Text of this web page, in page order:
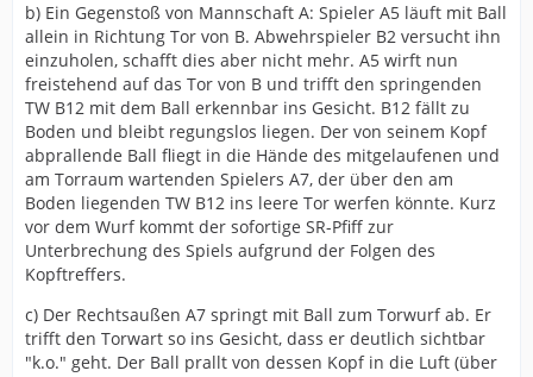
b) Ein Gegenstoß von Mannschaft A: Spieler A5 läuft mit Ball
allein in Richtung Tor von B. Abwehrspieler B2 versucht ihn
einzuholen, schafft dies aber nicht mehr. A5 wirft nun
freistehend auf das Tor von B und trifft den springenden
TW B12 mit dem Ball erkennbar ins Gesicht. B12 fällt zu
Boden und bleibt regungslos liegen. Der von seinem Kopf
abprallende Ball fliegt in die Hände des mitgelaufenen und
am Torraum wartenden Spielers A7, der über den am
Boden liegenden TW B12 ins leere Tor werfen könnte. Kurz
vor dem Wurf kommt der sofortige SR-Pfiff zur
Unterbrechung des Spiels aufgrund der Folgen des
Kopftreffers.
c) Der Rechtsaußen A7 springt mit Ball zum Torwurf ab. Er
trifft den Torwart so ins Gesicht, dass er deutlich sichtbar
"k.o." geht. Der Ball prallt von dessen Kopf in die Luft (über